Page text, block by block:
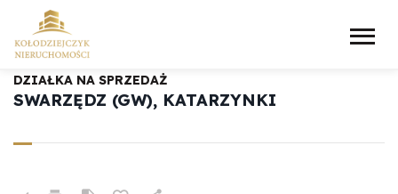
SWARZĘDZ (GW), KATARZYNKI
DZIAŁKA NA SPRZEDAŻ